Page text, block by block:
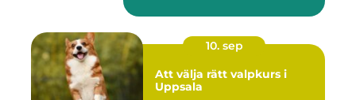
10. sep
Att välja rätt valpkurs i
Uppsala